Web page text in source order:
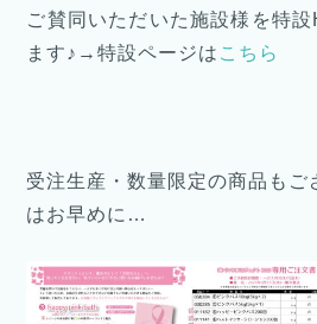
ご賛同いただいた施設様を特
ます♪→特設ページは こちら
受注生産・数量限定の商品もご
はお早めに…